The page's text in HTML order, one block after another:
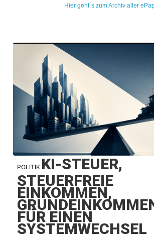
Hier geht´s zum Archiv aller
POLITIK KI-STEUER,
STEUERFREIE
EINKOMMEN,
FÜR EINEN
SYSTEMWECHSEL